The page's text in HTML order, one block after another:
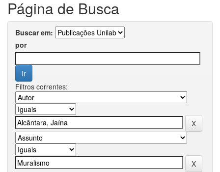
Página de Busca
Buscar em:
por
Filtros correntes: